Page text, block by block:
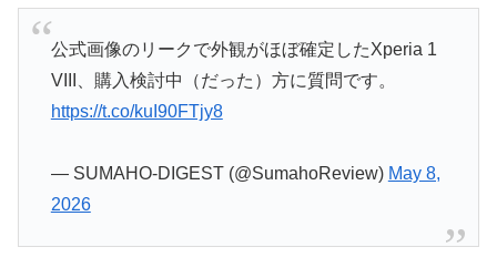
公式画像のリークで外観がほぼ確定したXperia 1
VIII、購入検討中（だった）方に質問です。
https://t.co/kuI90FTjy8
— SUMAHO-DIGEST (@SumahoReview) May 8,
2026